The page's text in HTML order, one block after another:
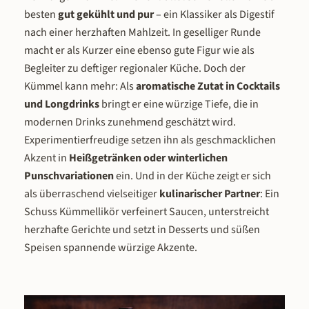
erlesenen Gewürzen aus Fernost –
verleihen dem Aha Excelsior seinen
kräftigen, aromatischen Charakter mit
Zimt. Mit 38 % vol. zählt er zu den
besten Kräuterlikören Deutschlands –
und im Hünfelder Land gilt er schlicht
als Nationalgetränk. 40 Kräuter aus
zwei Welten Das Geheimnis des Aha
Excelsior liegt in der Vielfalt und Qualität
seiner Zutaten. Heimische Wildkräuter
und Wildfrüchte aus dem UNESCO-
Biosphärenreservat Rhön bilden das
regionale Fundament: Arnika, Melisse,
Minze, Rosmarin, Salbei, Wermut,
Wacholder, Schlehe und Kornellkirsche –
Pflanzen, die in der hessischen Heimat
Intensität bekannt sind. Dazu kommen
klassische Verfahren der
Likörproduktion – Mazeration
Destillation –, deren
dem Feinbitter seine
Tiefe und Geschmeidigkeit
schmeckt unser
Feinbitter In der Nase empfängt
Herrschaftliche Feinbitter mit
einladenden Duft aus Kräutern
einer deutlichen Zitrusnote –
Pomeranze kündigt sich früh an,
und mit einem feinen bitteren
Am Gaumen entfaltet sich
angenehme Kräuterwürze, die
Fundament bildet. Die Bitterkeit
präsent, aber nie scharf oder
bestengut gekühlt und pur– ein Klassiker als Digestif
nach einer herzhaften Mahlzeit. In geselliger Runde
macht er als Kurzer eine ebenso gute Figur wie als
Begleiter zu deftiger regionaler Küche. Doch der
Kümmel kann mehr: Alsaromatische Zutat in Cocktails
und Longdrinksbringt er eine würzige Tiefe, die in
modernen Drinks zunehmend geschätzt wird.
Experimentierfreudige setzen ihn als geschmacklichen
Akzent in Heißgetränken oder winterlichen
Punschvariationenein. Und in der Küche zeigt er sich
als überraschend vielseitigerkulinarischer Partner: Ein
Schuss Kümmellikör verfeinert Saucen, unterstreicht
herzhafte Gerichte und setzt in Desserts und süßen
Speisen spannende würzige Akzente.